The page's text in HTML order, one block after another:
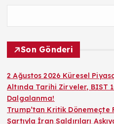
Son Gönderi
2 Ağustos 2026 Küresel
Altında Tarihi Zirveler, BIST
Dalgalanma!
Trump’tan Kritik Dönemeçte
Şartıyla İran Saldırıları